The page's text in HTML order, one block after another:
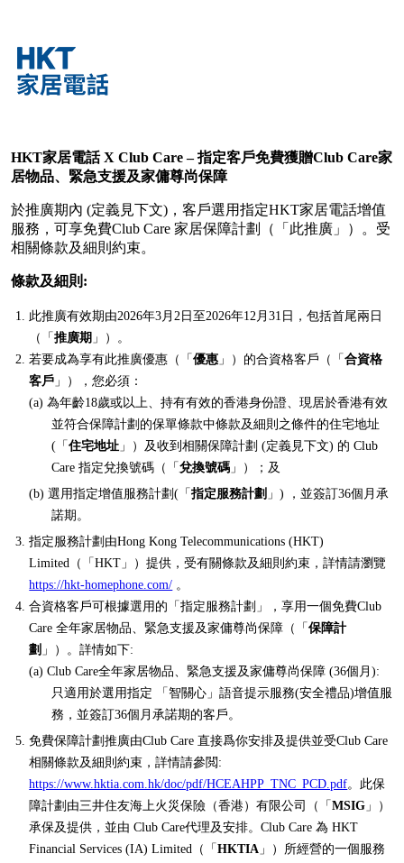
HKT家居電話 X Club Care–指定客戶免費獲贈Club Care家
居物品、緊急支援及家傭尊尚保障
於推廣期內 (定義見下文)，客戶選用指定HKT家居電話增值
服務，可享免費Club Care 家居保障計劃（「此推廣」）。受
相關條款及細則約束。
條款及細則 :
此推廣有效期由2026年3月2日至2026年12月31日，包括首尾兩日
（「推廣期 」）。
若要成為享有此推廣優惠（「優惠 」）的合資格客戶（「合資格
客戶 」），您必須：
為年齡18歲或以上、持有有效的香港身份證、現居於香港有效
並符合保障計劃的保單條款中條款及細則之條件的住宅地址
(「住宅地址 」）及收到相關保障計劃 (定義見下文) 的 Club
Care 指定兌換號碼（「兌換號碼 」）；及
選用指定增值服務計劃(「指定服務計劃 」) ，並簽訂36個月承
諾期。
指定服務計劃由Hong Kong Telecommunications (HKT)
Limited（「HKT」）提供，受有關條款及細則約束，詳情請瀏覽
https://hkt-homephone.com/ 。
合資格客戶可根據選用的「指定服務計劃」，享用一個免費Club
Care 全年家居物品、緊急支援及家傭尊尚保障（「保障計
劃 」）。詳情如下:
Club Care全年家居物品、緊急支援及家傭尊尚保障 (36個月):
只適用於選用指定 「智關心」語音提示服務(安全禮品)增值服
務，並簽訂36個月承諾期的客戶。
免費保障計劃推廣由Club Care 直接爲你安排及提供並受Club Care
相關條款及細則約束，詳情請參閲:
https://www.hktia.com.hk/doc/pdf/HCEAHPP_TNC_PCD.pdf。此保
障計劃由三井住友海上火災保險（香港）有限公司（「MSIG 」）
承保及提供，並由 Club Care代理及安排。Club Care 為 HKT
Financial Services (IA) Limited（「HKTIA 」）所經營的一個服務